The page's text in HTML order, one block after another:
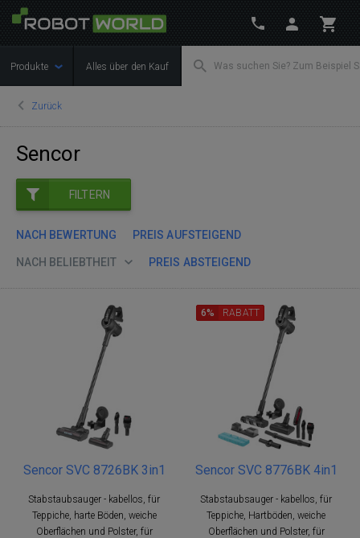
Produkte Alles über den Kauf
Zurück
Sencor
FILTERN
NACH BEWERTUNG PREIS AUFSTEIGEND
NACH BELIEBTHEIT PREIS ABSTEIGEND
Sencor SVC 8726BK 3in1
Stabstaubsauger - kabellos, für
Teppiche, harte Böden, weiche
Oberflächen und Polster, für
Sencor SVC 8776BK 4in1
Stabstaubsauger - kabellos, für
Teppiche, Hartböden, weiche
Oberflächen und Polster, für
6% RABATT